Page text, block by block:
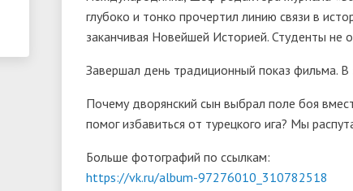
глубоко и тонко прочертил линию связи в
заканчивая Новейшей Историей. Студенты
Завершал день традиционный показ фильма.
Почему дворянский сын выбрал поле боя
помог избавиться от турецкого ига? Мы
Больше фотографий по ссылкам:
https://vk.ru/album-97276010_310782518